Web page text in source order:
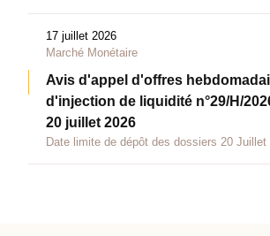
17 juillet 2026
Marché Monétaire
Avis d'appel d'offres
d'injection de liquidité n°29/H/
20 juillet 2026
Date limite de dépôt des dossiers 20 Juillet